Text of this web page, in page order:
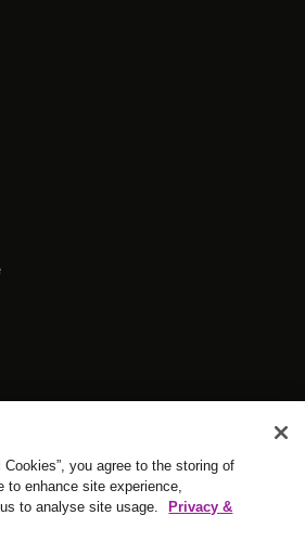
Reed & Mackay 2026 Tous droits
réservés.
you agree to the storing of
to enhance site experience,
to analyse site usage.
Privacy &